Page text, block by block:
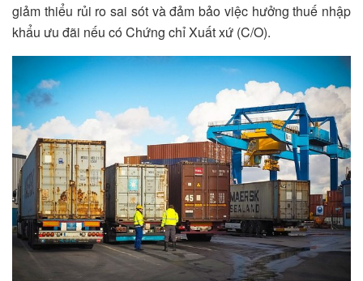
giảm thiểu rủi ro sai sót và đảm bảo việc hưởng thuế nhập
khẩu ưu đãi nếu có Chứng chỉ Xuất xứ (C/O).